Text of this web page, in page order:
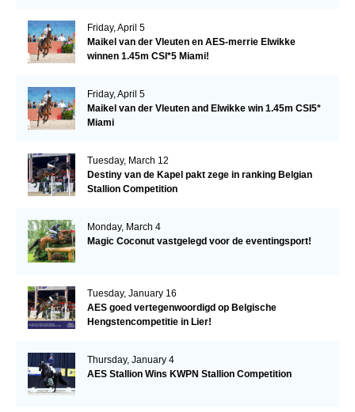
Friday, April 5
Maikel van der Vleuten en AES-merrie Elwikke
winnen 1.45m CSI*5 Miami!
Friday, April 5
Maikel van der Vleuten and Elwikke win 1.45m CSI5*
Miami
Tuesday, March 12
Destiny van de Kapel pakt zege in ranking Belgian
Stallion Competition
Monday, March 4
Magic Coconut vastgelegd voor de eventingsport!
Tuesday, January 16
AES goed vertegenwoordigd op Belgische
Hengstencompetitie in Lier!
Thursday, January 4
AES Stallion Wins KWPN Stallion Competition